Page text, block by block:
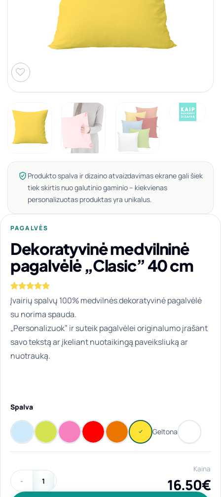
Produkto spalva ir dizaino atvaizdavimas ekrane gali šiek
tiek skirtis nuo galutinio gaminio – kiekvienas
personalizuotas produktas yra unikalus.
PAGALVĖS
Dekoratyvinė medvilninė
pagalvėlė „Clasic” 40 cm
Įvertinimas:
5iš 5
(viso
1
)
Įvairių spalvų 100% medvilnės dekoratyvinė pagalvėlė
su norima spauda.
„Personalizuok” ir suteik pagalvėlei originalumo įrašant
savo tekstą ar įkeliant nuotaikingą paveiksliuką ar
nuotrauką.
Spalva
produkto kiekis: Dekoratyvinė medvilninė pagalvėlė "Clasic"
Kaina
16.50€